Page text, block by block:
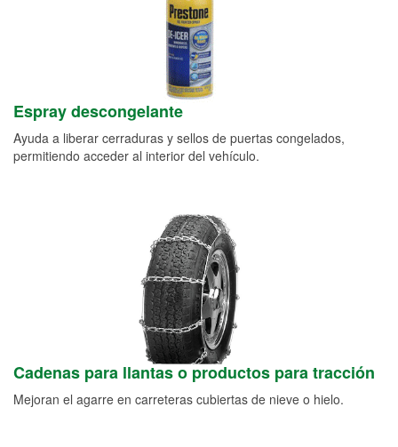
Espray descongelante
Ayuda a liberar cerraduras y sellos de puertas congelados,
permitiendo acceder al interior del vehículo.
Cadenas para llantas o productos para tracción
Mejoran el agarre en carreteras cubiertas de nieve o hielo.